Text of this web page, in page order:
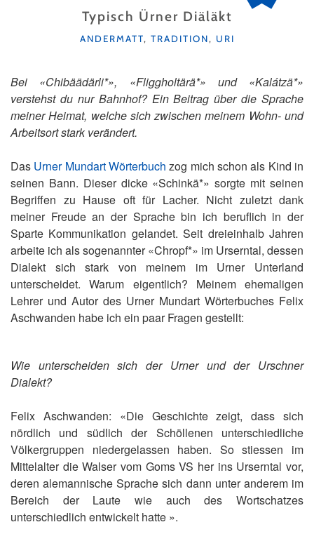
Typisch Ürner Diäläkt
KATEGORIEN
ANDERMATT, TRADITION, URI
Bei «Chibäädärli*», «Fliggholtärä*» und «Kalátzä*»
verstehst du nur Bahnhof? Ein Beitrag über die Sprache
meiner Heimat, welche sich zwischen meinem Wohn- und
Arbeitsort stark verändert.
Das Urner Mundart Wörterbuch zog mich schon als Kind in
seinen Bann. Dieser dicke «Schinkä*» sorgte mit seinen
Begriffen zu Hause oft für Lacher. Nicht zuletzt dank
meiner Freude an der Sprache bin ich beruflich in der
Sparte Kommunikation gelandet. Seit dreieinhalb Jahren
arbeite ich als sogenannter «Chropf*» im Urserntal, dessen
Dialekt sich stark von meinem im Urner Unterland
unterscheidet. Warum eigentlich? Meinem ehemaligen
Lehrer und Autor des Urner Mundart Wörterbuches Felix
Aschwanden habe ich ein paar Fragen gestellt:
Wie unterscheiden sich der Urner und der Urschner
Dialekt?
Felix Aschwanden: «Die Geschichte zeigt, dass sich
nördlich und südlich der Schöllenen unterschiedliche
Völkergruppen niedergelassen haben. So stiessen im
Mittelalter die Walser vom Goms VS her ins Urserntal vor,
deren alemannische Sprache sich dann unter anderem im
Bereich der Laute wie auch des Wortschatzes
unterschiedlich entwickelt hatte ».